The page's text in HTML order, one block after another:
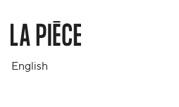
English